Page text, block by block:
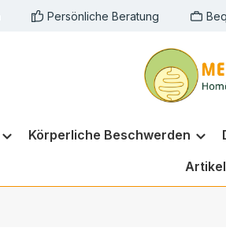
Persönliche Beratung
Körperliche Beschwerden